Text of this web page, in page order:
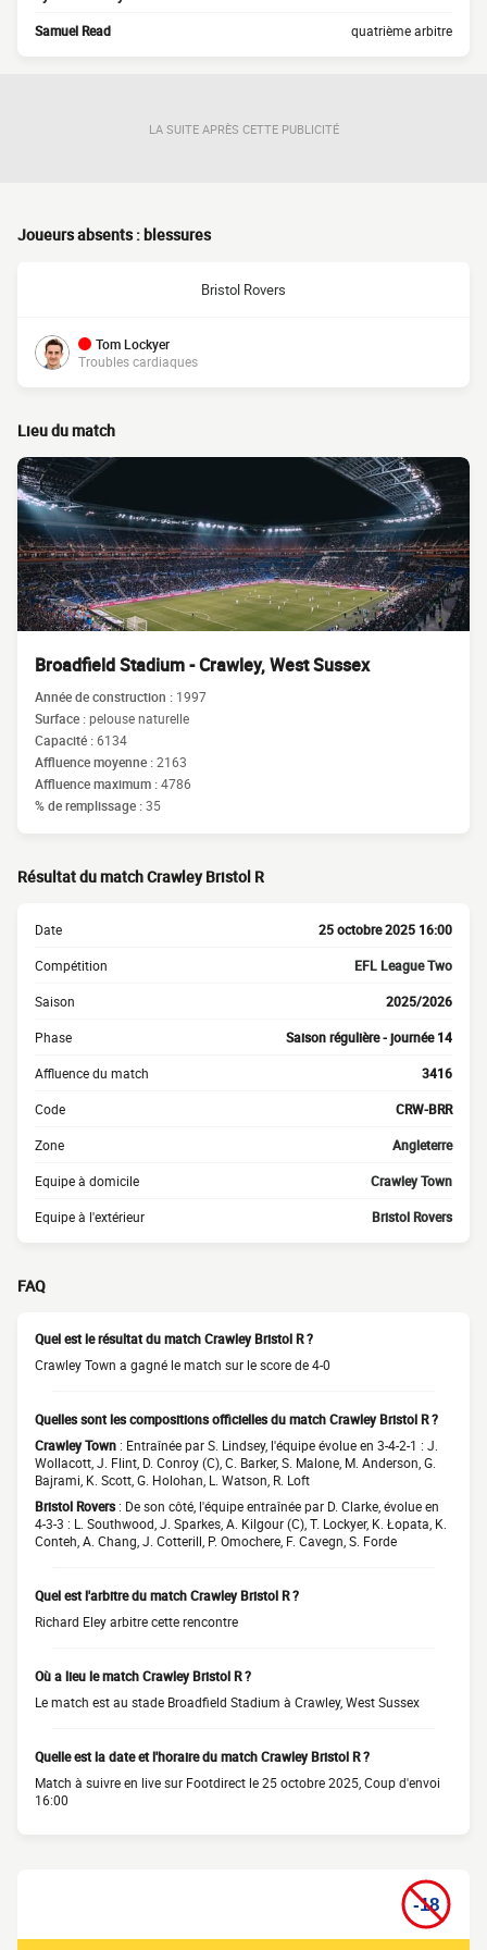
Samuel Read quatrième arbitre
LA SUITE APRÈS CETTE PUBLICITÉ
Joueurs absents : blessures
Bristol Rovers
Tom Lockyer
Troubles cardiaques
Lieu du match
Broadfield Stadium - Crawley, West Sussex
Année de construction : 1997
Surface :pelouse naturelle
Capacité :6134
Affluence moyenne :2163
Affluence maximum :4786
% de remplissage :35
Résultat du match Crawley Bristol R
Date 25 octobre 2025 16:00
Compétition EFL League Two
Saison 2025/2026
Phase Saison régulière - journée 14
Affluence du match 3416
Code CRW-BRR
Zone Angleterre
Equipe à domicile Crawley Town
Equipe à l'extérieur Bristol Rovers
FAQ
Quel est le résultat du match Crawley Bristol R ?
Crawley Town a gagné le match sur le score de 4-0
Quelles sont les compositions officielles du match Crawley Bristol R ?
Crawley Town : Entraînée par S. Lindsey, l'équipe évolue en 3-4-2-1 : J.
Wollacott, J. Flint, D. Conroy (C), C. Barker, S. Malone, M. Anderson, G.
Bajrami, K. Scott, G. Holohan, L. Watson, R. Loft
Bristol Rovers: De son côté, l'équipe entraînée par D. Clarke, évolue en
4-3-3 : L. Southwood, J. Sparkes, A. Kilgour (C), T. Lockyer, K. Łopata, K.
Conteh, A. Chang, J. Cotterill, P. Omochere, F. Cavegn, S. Forde
Quel est l'arbitre du match Crawley Bristol R ?
Richard Eley arbitre cette rencontre
Où a lieu le match Crawley Bristol R ?
Le match est au stade Broadfield Stadium à Crawley, West Sussex
Quelle est la date et l'horaire du match Crawley Bristol R ?
Match à suivre en live sur Footdirect le 25 octobre 2025, Coup d'envoi
16:00